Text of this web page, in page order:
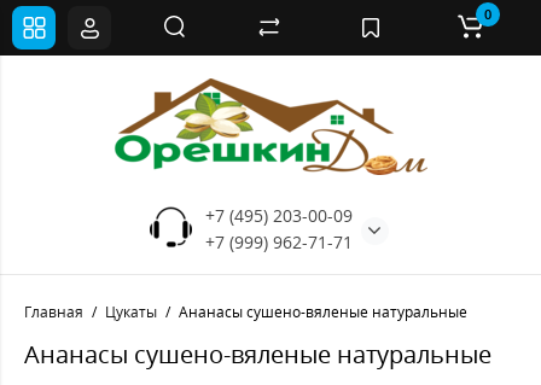
+7 (495) 203-00-09
+7 (999) 962-71-71
0
Главная Цукаты Ананасы сушено-вяленые натуральные
Ананасы сушено-вяленые натуральные